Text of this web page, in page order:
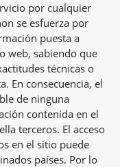
por cualquier
se esfuerza por
puesta a
web, sabiendo que
técnicas o
En consecuencia, el
de ninguna
contenida en el
terceros. El acceso
en el sitio puede
países. Por lo